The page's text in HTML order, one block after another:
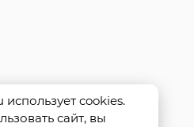
cookies.
сайт, вы